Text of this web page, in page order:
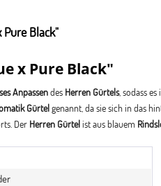
Black"
x Pure Black"
Anpassendes Herren Gürtels, sodass
Gürtelgenannt, da sie sich in das
Der Herren Gürtelist aus blauem